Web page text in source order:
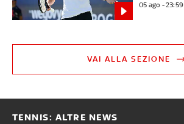
05 ago - 23:59
VAI ALLA SEZIONE
TENNIS: ALTRE NEWS